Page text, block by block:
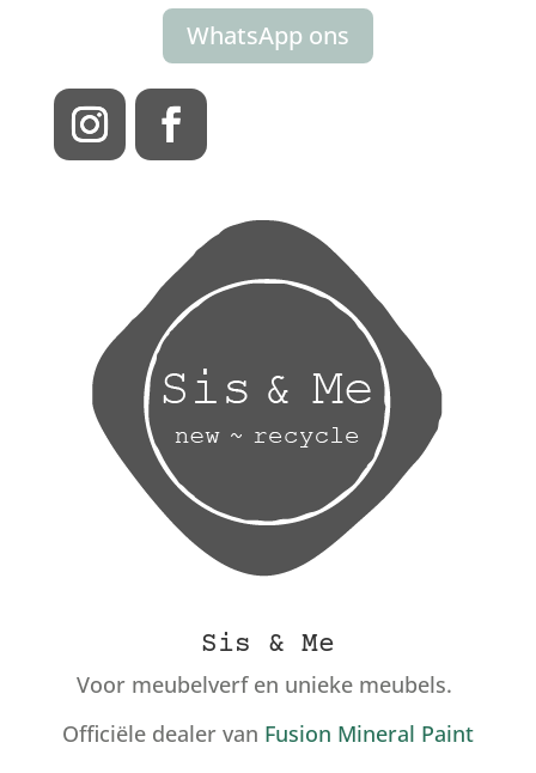
WhatsApp ons
Sis & Me
Voor meubelverf en unieke meubels.
Officiële dealer van Fusion Mineral Paint